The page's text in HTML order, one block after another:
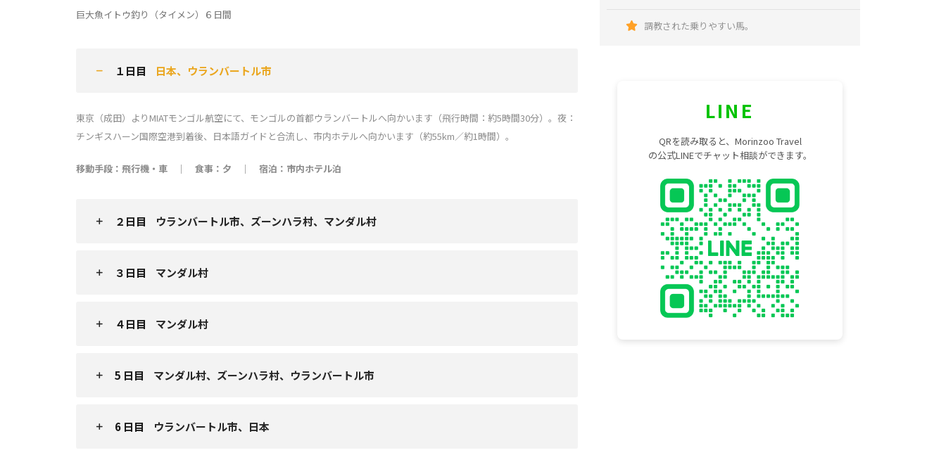
調教された乗りやすい馬。
LINE
QRを読み取ると、Morinzoo Travel
の公式LINEでチャット相談ができます。
巨大魚イトウ釣り（タイメン）６日間
１日目 日本、ウランバートル市
東京（成田）よりMIATモンゴル航空にて、モンゴルの首都ウランバートルへ向かいます（飛行時間：約5時間30分）。夜：
チンギスハーン国際空港到着後、日本語ガイドと合流し、市内ホテルへ向かいます（約55km／約1時間）。
移動手段：飛行機・車 ｜ 食事：夕 ｜ 宿泊：市内ホテル泊
２日目 ウランバートル市、ズーンハラ村、マンダル村
３日目 マンダル村
４日目 マンダル村
5 日目 マンダル村、ズーンハラ村、ウランバートル市
6 日目 ウランバートル市、日本